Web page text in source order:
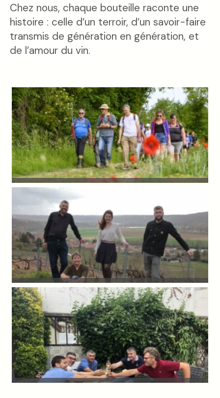
Chez nous, chaque bouteille raconte une
histoire : celle d’un terroir, d’un savoir-faire
transmis de génération en génération, et
de l’amour du vin.